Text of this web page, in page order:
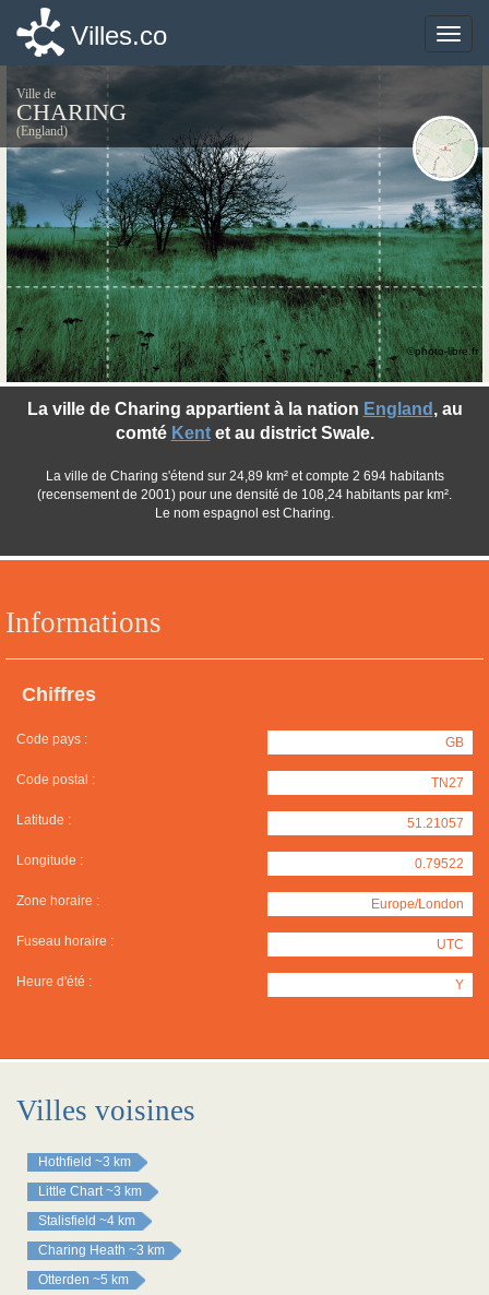
Toggle
Villes.co
Ville de
CHARING
(England)
Informations
Chiffres
Code pays : GB
Code postal : TN27
Latitude : 51.21057
Longitude : 0.79522
Zone horaire : Europe/London
Fuseau horaire : UTC
Heure d'été : Y
La ville de Charing appartient à la nation England , au
comté Kentet au district Swale.
La ville de Charing s'étend sur 24,89 km² et compte 2 694 habitants
(recensement de 2001) pour une densité de 108,24 habitants par km².
Le nom espagnol est Charing.
©photo-libre.fr
Villes voisines
Hothfield ~3 km
Little Chart ~3 km
Stalisfield ~4 km
Charing Heath ~3 km
Otterden ~5 km
Toggle
Villes.co